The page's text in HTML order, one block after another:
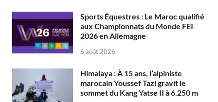
Sports Équestres : Le Maroc qualifié
aux Championnats du Monde FEI
2026 en Allemagne
6 août 2026
Himalaya : À 15 ans, l’alpiniste
marocain Youssef Tazi gravit le
sommet du Kang Yatse II à 6.250 m